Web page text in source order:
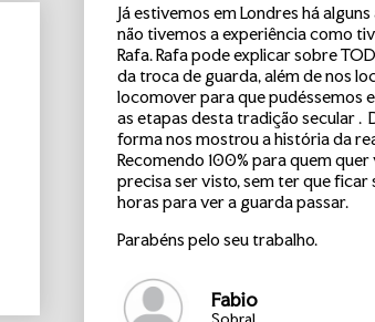
Já estivemos em Londres há
não tivemos a experiência como
Rafa. Rafa pode explicar sobre
da troca de guarda, além de nos
locomover para que pudéssemos
as etapas desta tradição secular .
forma nos mostrou a história da
Recomendo 100% para quem quer
precisa ser visto, sem ter que
horas para ver a guarda passar.
Parabéns pelo seu trabalho.
Fabio